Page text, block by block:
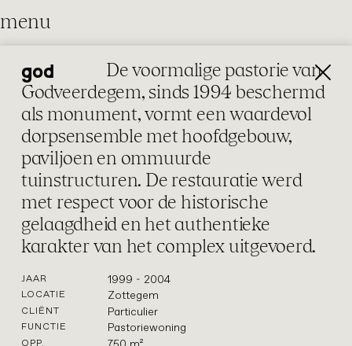
menu
architectuur restauratie
god
De voormalige pastorie van
Godveerdegem, sinds 1994 beschermd
als monument, vormt een waardevol
dorpsensemble met hoofdgebouw,
paviljoen en ommuurde
tuinstructuren. De restauratie werd
met respect voor de historische
gelaagdheid en het authentieke
karakter van het complex uitgevoerd.
JAAR 1999 - 2004
LOCATIE Zottegem
CLIËNT Particulier
FUNCTIE Pastoriewoning
OPP.
restauratie
Onze restauraties combineren
vakmanschap met hedendaagse
inzichten. Met respect voor het erfgoed
herstellen we gebouwen en maken we
ze toekomstklaar — zorgvuldig,
duurzaam en met oog voor detail.
Soms vloeit restauratie over in
architectuur: ingrepen die het erfgoed
versterken en het gebouw klaar maken
voor de volgende generaties.